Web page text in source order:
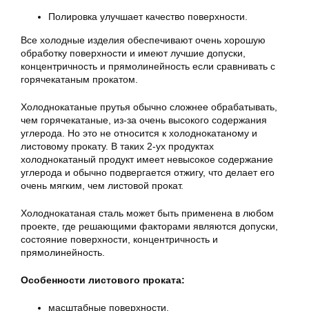
Полировка улучшает качество поверхности.
Все холодные изделия обеспечивают очень хорошую
обработку поверхности и имеют лучшие допуски,
концентричность и прямолинейность если сравнивать с
горячекатаным прокатом.
Холоднокатаные прутья обычно сложнее обрабатывать,
чем горячекатаные, из-за очень высокого содержания
углерода. Но это не относится к холоднокатаному и
листовому прокату. В таких 2-ух продуктах
холоднокатаный продукт имеет невысокое содержание
углерода и обычно подвергается отжигу, что делает его
очень мягким, чем листовой прокат.
Холоднокатаная сталь может быть применена в любом
проекте, где решающими факторами являются допуски,
состояние поверхности, концентричность и
прямолинейность.
Особенности листового проката:
масштабные поверхности,